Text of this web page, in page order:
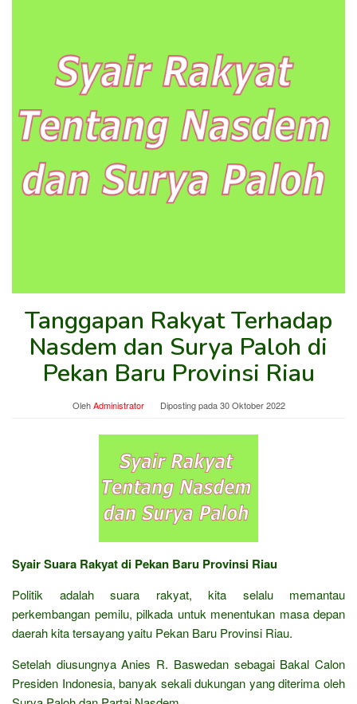
Tanggapan Rakyat Terhadap
Nasdem dan Surya Paloh di
Pekan Baru Provinsi Riau
OlehAdministrator Diposting pada30 Oktober 2022
Syair Suara Rakyat di Pekan Baru Provinsi Riau
Politik adalah suara rakyat, kita selalu memantau
perkembangan pemilu, pilkada untuk menentukan masa depan
daerah kita tersayang yaitu Pekan Baru Provinsi Riau.
Setelah diusungnya Anies R. Baswedan sebagai Bakal Calon
Presiden Indonesia, banyak sekali dukungan yang diterima oleh